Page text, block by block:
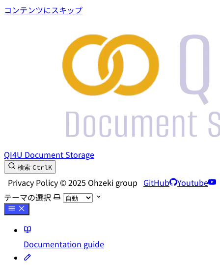
コンテンツにスキップ
QI4U Document Storage
検索 CtrlK
Privacy Policy © 2025 Ohzeki group GitHub
Youtube
テーマの選択
Documentation guide